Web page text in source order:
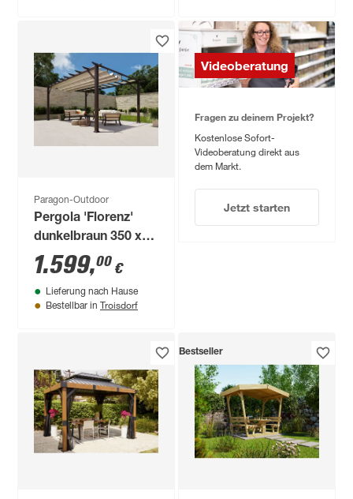
Paragon-Outdoor
Pergola 'Florenz'
dunkelbraun 350 x
505 x 236 cm
1.599,00 €
Lieferung nach Hause
Bestellbar in Troisdorf
Videoberatung
Fragen zu deinem Projekt?
Kostenlose Sofort-
Videoberatung direkt aus
dem Markt.
Jetzt starten
Bestseller